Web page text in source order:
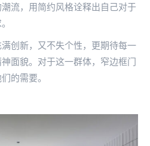
流，用简约风格诠释出自己对于
创新，又不失个性，更期待每一
面貌。对于这一群体，窄边框门
的需要。